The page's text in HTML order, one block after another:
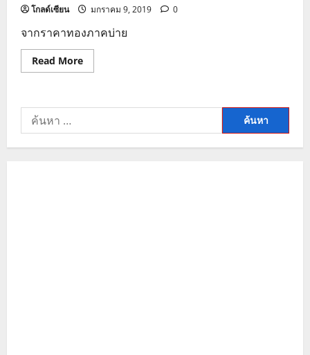
โกลด์เซียน มกราคม 9, 2019 0
จากราคาทองภาคบ่าย
Read MoreRead
more
ราคา
ค่ำ
07
ค้นหา
สำหรับ: